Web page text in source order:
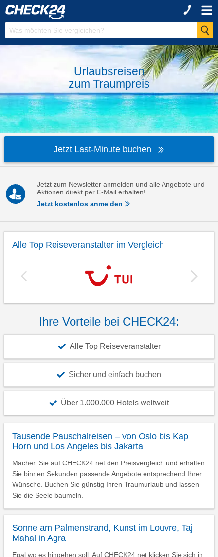
Urlaubsreisen
zum Traumpreis
Jetzt Last-Minute buchen
Jetzt zum Newsletter anmelden und alle Angebote und
Aktionen direkt per E-Mail erhalten!
Jetzt kostenlos anmelden
Alle Top Reiseveranstalter im Vergleich
Ihre Vorteile bei CHECK24:
Alle Top Reiseveranstalter
Sicher und einfach buchen
Über 1.000.000 Hotels weltweit
Tausende Pauschalreisen – von Oslo bis Kap
Horn und Los Angeles bis Jakarta
Machen Sie auf CHECK24.net den Preisvergleich und erhalten
Sie binnen Sekunden passende Angebote entsprechend Ihrer
Wünsche. Buchen Sie günstig Ihren Traumurlaub und lassen
Sie die Seele baumeln.
Sonne am Palmenstrand, Kunst im Louvre, Taj
Mahal in Agra
Egal wo es hingehen soll: Auf CHECK24.net klicken Sie sich in